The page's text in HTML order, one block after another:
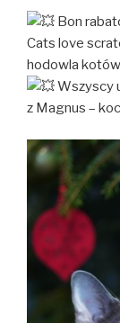
Bon
Cats love
hodowla
Wszyscy
z Magnus –